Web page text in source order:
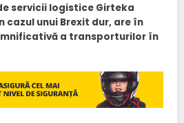
servicii logistice Girteka
cazul unui Brexit dur, are în
a transporturilor în